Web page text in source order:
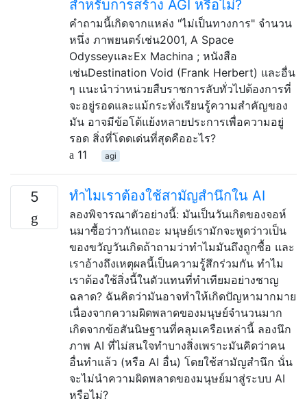
สำหรับการสร้าง AGI หรือไม่?
คำถามนี้เกิดจากแหล่ง "ไม่เป็นทางการ" จำนวน
หนึ่ง ภาพยนตร์เช่น2001, A Space
OdysseyและEx Machina ; หนังสือ
เช่นDestination Void (Frank Herbert) และอื่น
ๆ แนะนำว่าหน่วยสืบราชการลับทั่วไปต้องการที่
จะอยู่รอดและแม้กระทั่งเรียนรู้ความสำคัญของ
มัน อาจมีข้อโต้แย้งหลายประการเพื่อความอยู่
รอด สิ่งที่โดดเด่นที่สุดคืออะไร?
11
agi
5 ทำไมเราต้องใช้สามัญสำนึกใน AI
ลองพิจารณาตัวอย่างนี้: มันเป็นวันเกิดของจอห์
นมาซื้อว่าวกันเถอะ มนุษย์เรามักจะพูดว่าวเป็น
ของขวัญวันเกิดถ้าถามว่าทำไมมันถึงถูกซื้อ และ
เราอ้างถึงเหตุผลนี้เป็นความรู้สึกร่วมกัน ทำไม
เราต้องใช้สิ่งนี้ในตัวแทนที่ทำเทียมอย่างชาญ
ฉลาด? ฉันคิดว่ามันอาจทำให้เกิดปัญหามากมาย
เนื่องจากความผิดพลาดของมนุษย์จำนวนมาก
เกิดจากข้อสันนิษฐานที่คลุมเครือเหล่านี้ ลองนึก
ภาพ AI ที่ไม่สนใจทำบางสิ่งเพราะมันคิดว่าคน
อื่นทำแล้ว (หรือ AI อื่น) โดยใช้สามัญสำนึก นั่น
จะไม่นำความผิดพลาดของมนุษย์มาสู่ระบบ AI
หรือไม่?